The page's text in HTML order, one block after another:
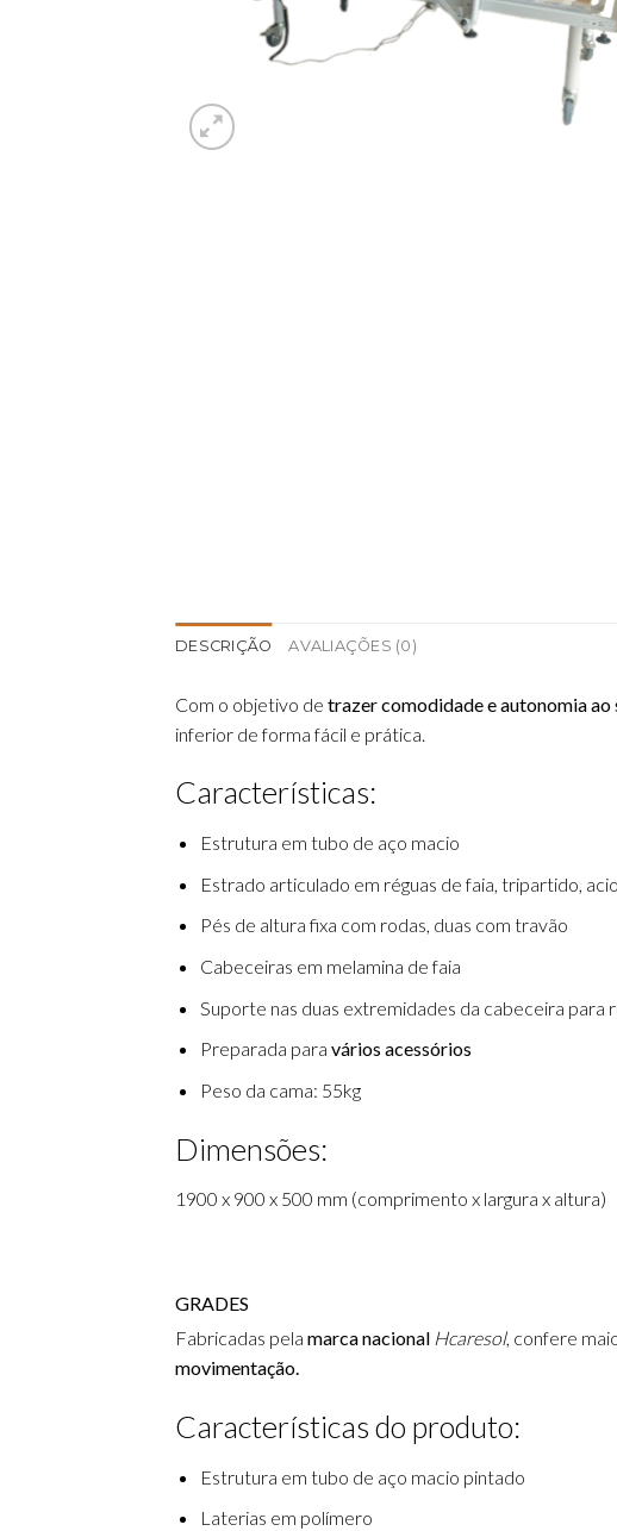
DESCRIÇÃO AVALIAÇÕES (0)
Com o objetivo de trazer comodidade e autonomia ao
inferior de forma fácil e prática.
Características:
Estrutura em tubo de aço macio
Estrado articulado em réguas de faia, tripartido,
Pés de altura fixa com rodas, duas com travão
Cabeceiras em melamina de faia
Suporte nas duas extremidades da cabeceira
Preparada para vários acessórios
Peso da cama: 55kg
Dimensões:
1900 x 900 x 500 mm (comprimento x largura x altura)
GRADES
Fabricadas pela marca nacional Hcaresol, confere
movimentação.
Características do produto:
Estrutura em tubo de aço macio pintado
Laterias em polímero